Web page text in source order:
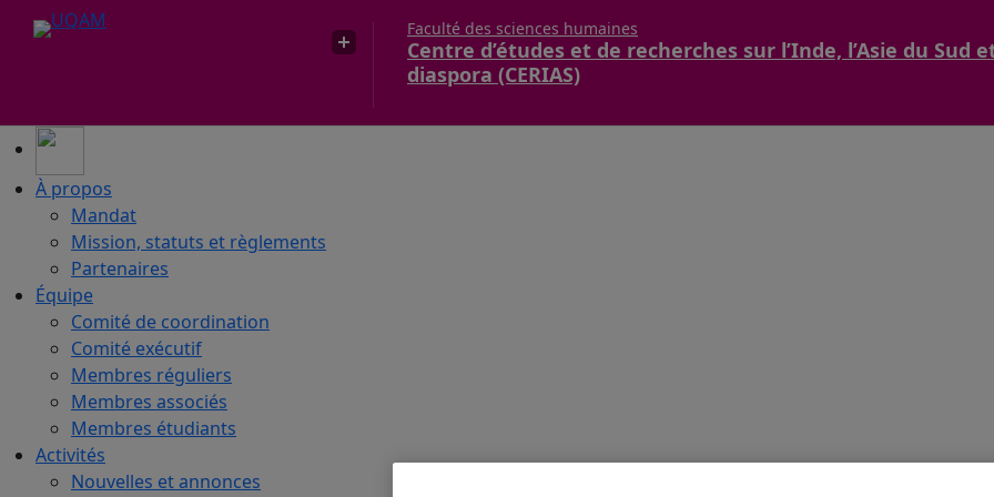
Faculté des sciences humaines
Centre d’études et de recherches sur l’Inde, l’Asie du Sud
diaspora (CERIAS)
À propos
Mandat
Mission, statuts et règlements
Partenaires
Équipe
Comité de coordination
Comité exécutif
Membres réguliers
Membres associés
Membres étudiants
Activités
Nouvelles et annonces